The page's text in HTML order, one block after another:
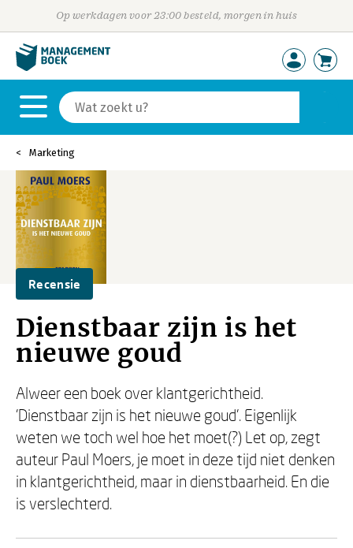
Op werkdagen voor 23:00 besteld, morgen in huis
Marketing
Recensie
Dienstbaar zijn is het
nieuwe goud
Alweer een boek over klantgerichtheid.
'Dienstbaar zijn is het nieuwe goud'. Eigenlijk
weten we toch wel hoe het moet(?) Let op, zegt
auteur Paul Moers, je moet in deze tijd niet denken
in klantgerichtheid, maar in dienstbaarheid. En die
is verslechterd.